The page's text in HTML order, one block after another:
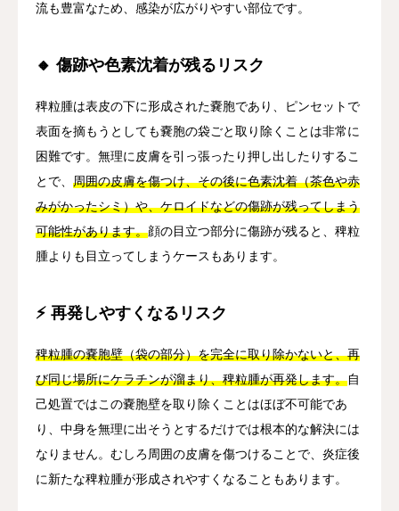
流も豊富なため、感染が広がりやすい部位です。
🔸 傷跡や色素沈着が残るリスク
稗粒腫は表皮の下に形成された嚢胞であり、ピンセットで
表面を摘もうとしても嚢胞の袋ごと取り除くことは非常に
困難です。無理に皮膚を引っ張ったり押し出したりするこ
とで、 周囲の皮膚を傷つけ、その後に色素沈着（茶色や赤
みがかったシミ）や、ケロイドなどの傷跡が残ってしまう
可能性があります。顔の目立つ部分に傷跡が残ると、稗粒
腫よりも目立ってしまうケースもあります。
⚡ 再発しやすくなるリスク
稗粒腫の嚢胞壁（袋の部分）を完全に取り除かないと、再
び同じ場所にケラチンが溜まり、稗粒腫が再発します。自
己処置ではこの嚢胞壁を取り除くことはほぼ不可能であ
り、中身を無理に出そうとするだけでは根本的な解決には
なりません。むしろ周囲の皮膚を傷つけることで、炎症後
に新たな稗粒腫が形成されやすくなることもあります。